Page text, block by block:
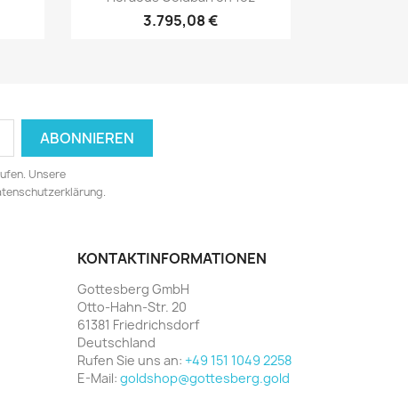
3.795,08 €
Unsere
KONTAKTINFORMATIONEN
Gottesberg GmbH
Otto-Hahn-Str. 20
61381 Friedrichsdorf
Deutschland
Rufen Sie uns an: +49 151 1049 2258
E-Mail: goldshop@gottesberg.gold